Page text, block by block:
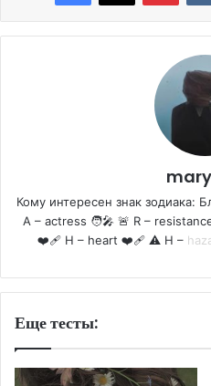
Кому интересен знак зодиака:
A – actress 🧑‍🎤 🚨 R –
❤️‍🩹 H – heart ❤️‍🩹 ⚠️ H –
Еще тесты: